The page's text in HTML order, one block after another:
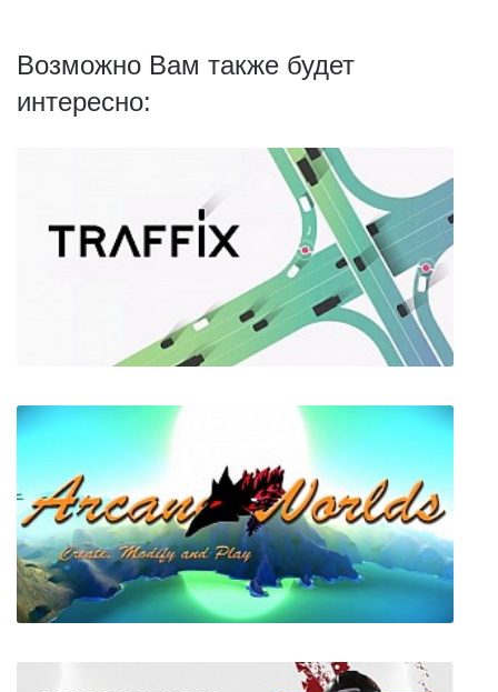
Возможно Вам также будет
интересно:
Traffix